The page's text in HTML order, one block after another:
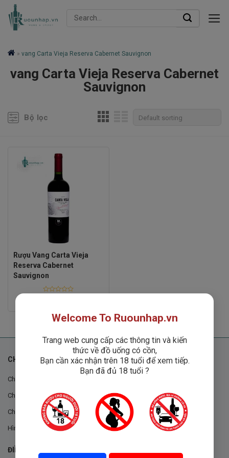
Skip
Search
» vang Carta Vieja Reserva Cabernet Sauvignon
vang Carta Vieja Reserva Cabernet
Sauvignon
Bộ lọc
Rượu Vang Carta Vieja
Reserva Cabernet
Sauvignon
CHÍNH SÁCH
Chính sách chung
Chính sách đổi trả
Chính sách mua hàng
Hình thức thanh toán
ĐIỀU KHOẢN VÀ CHÍNH SÁCH
Welcome To Ruounhap.vn
Trang web cung cấp các thông tin và kiến
thức về đồ uống có cồn,
Bạn cần xác nhận trên 18 tuổi để xem tiếp.
Bạn đã đủ 18 tuổi ?